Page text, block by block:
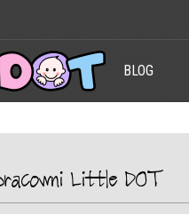
BLOG
Little DOT